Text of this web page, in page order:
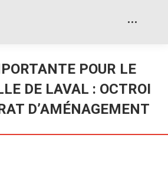
POUR LE
DE LAVAL : OCTROI
D’AMÉNAGEMENT